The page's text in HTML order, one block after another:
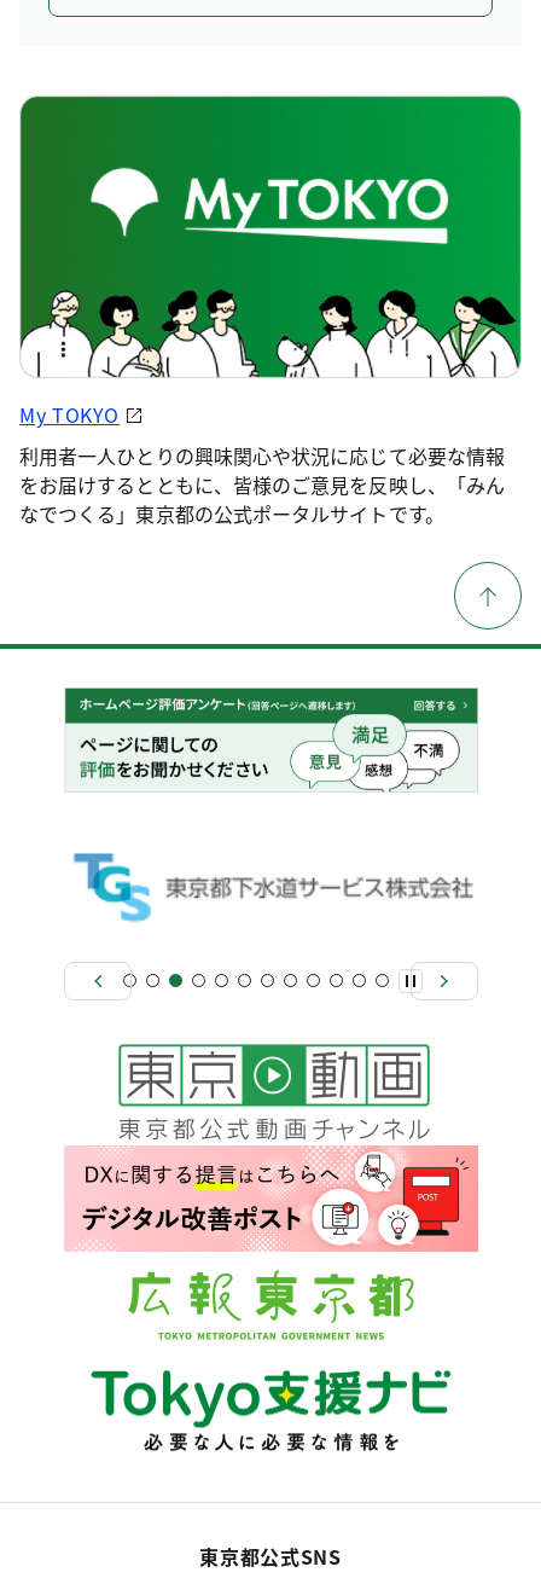
My TOKYO
利用者一人ひとりの興味関心や状況に応じて必要な情報
をお届けするとともに、皆様のご意見を反映し、「みん
なでつくる」東京都の公式ポータルサイトです。
東京都公式SNS